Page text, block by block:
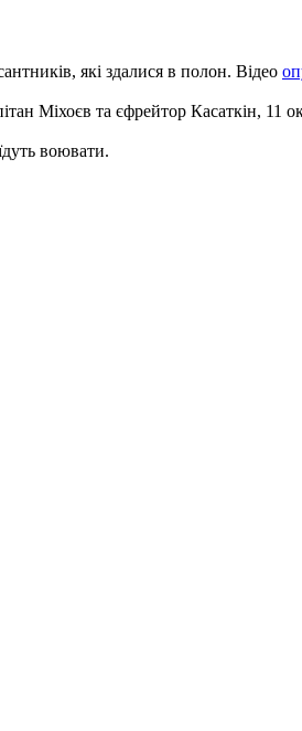
які здалися в полон. Відео
Міхоєв та єфрейтор Касаткін,
воювати.